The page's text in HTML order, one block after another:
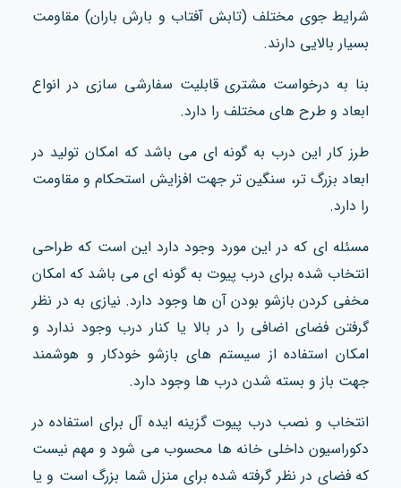
شرایط جوی مختلف (تابش آفتاب و بارش باران) مقاومت
بسیار بالایی دارند.
بنا به درخواست مشتری قابلیت سفارشی سازی در انواع
ابعاد و طرح های مختلف را دارد.
طرز کار این درب به گونه ای می باشد که امکان تولید در
ابعاد بزرگ تر، سنگین تر جهت افزایش استحکام و مقاومت
را دارد.
مسئله ای که در این مورد وجود دارد این است که طراحی
انتخاب شده برای درب پیوت به گونه ای می باشد که امکان
مخفی کردن بازشو بودن آن ها وجود دارد. نیازی به در نظر
گرفتن فضای اضافی را در بالا یا کنار درب وجود ندارد و
امکان استفاده از سیستم های بازشو خودکار و هوشمند
جهت باز و بسته شدن درب ها وجود دارد.
انتخاب و نصب درب پیوت گزینه ایده آل برای استفاده در
دکوراسیون داخلی خانه ها محسوب می شود و مهم نیست
که فضای در نظر گرفته شده برای منزل شما بزرگ است و یا